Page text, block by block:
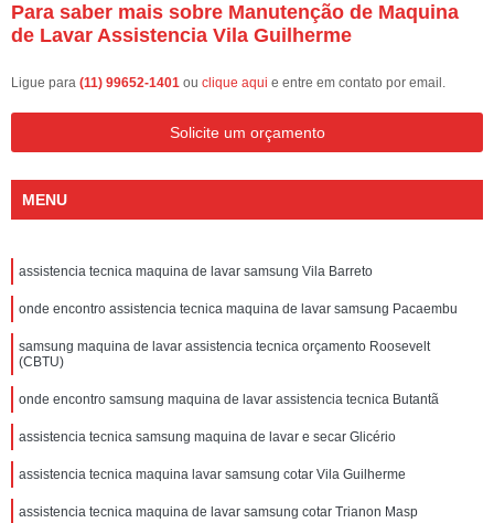
Para saber mais sobre Manutenção de Maquina
de Lavar Assistencia Vila Guilherme
Ligue para (11) 99652-1401 ou clique aqui e entre em contato por email.
Solicite um orçamento
MENU
assistencia tecnica maquina de lavar samsung Vila Barreto
onde encontro assistencia tecnica maquina de lavar samsung Pacaembu
samsung maquina de lavar assistencia tecnica orçamento Roosevelt
(CBTU)
onde encontro samsung maquina de lavar assistencia tecnica Butantã
assistencia tecnica samsung maquina de lavar e secar Glicério
assistencia tecnica maquina lavar samsung cotar Vila Guilherme
assistencia tecnica maquina de lavar samsung cotar Trianon Masp